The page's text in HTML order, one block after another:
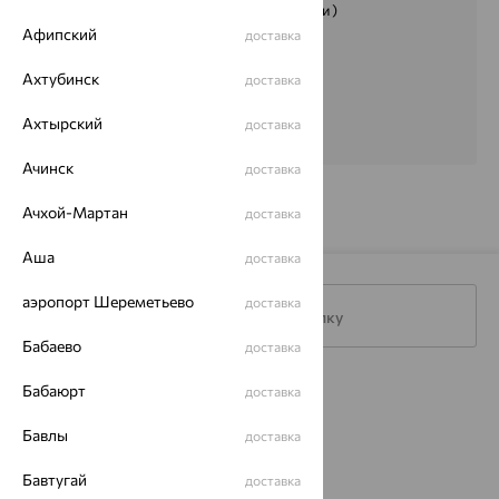
Очень классные колечки )
Подписаться на рассылку
Каталог
Акции
Доставка
Афипский доставка
Ахтубинск доставка
Ахтырский доставка
Ачинск доставка
Ачхой-Мартан доставка
Аша доставка
аэропорт Шереметьево доставка
Бабаево доставка
Бабаюрт доставка
Бавлы доставка
Бавтугай доставка